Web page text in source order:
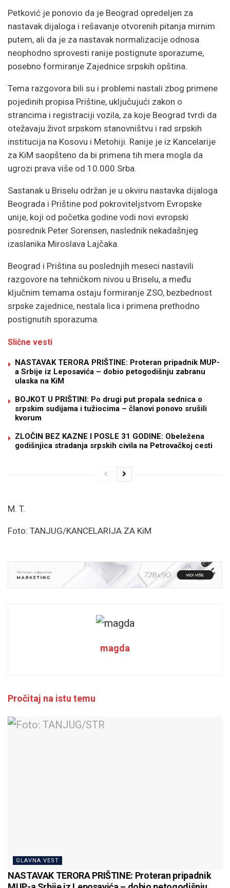
Petković je ponovio da je Beograd opredeljen za
nastavak dijaloga i rešavanje otvorenih pitanja mirnim
putem, ali da je za nastavak normalizacije odnosa
neophodno sprovesti ranije postignute sporazume,
posebno formiranje Zajednice srpskih opština.
Tema razgovora bili su i problemi nastali zbog primene
pojedinih propisa Prištine, uključujući zakon o
strancima i registraciji vozila, za koje Beograd tvrdi da
otežavaju život srpskom stanovništvu i rad srpskih
institucija na Kosovu i Metohiji. Ranije je iz Kancelarije
za KiM saopšteno da bi primena tih mera mogla da
ugrozi prava više od 10.000 Srba.
Sastanak u Briselu održan je u okviru nastavka dijaloga
Beograda i Prištine pod pokroviteljstvom Evropske
unije, koji od početka godine vodi novi evropski
posrednik Peter Sorensen, naslednik nekadašnjeg
izaslanika Miroslava Lajčaka.
Beograd i Priština su poslednjih meseci nastavili
razgovore na tehničkom nivou u Briselu, a među
ključnim temama ostaju formiranje ZSO, bezbednost
srpske zajednice, nestala lica i primena prethodno
postignutih sporazuma.
Slične vesti
NASTAVAK TERORA PRIŠTINE: Proteran pripadnik MUP-
a Srbije iz Leposavića – dobio petogodišnju zabranu
ulaska na KiM
BOJKOT U PRIŠTINI: Po drugi put propala sednica o
srpskim sudijama i tužiocima – članovi ponovo srušili
kvorum
ZLOČIN BEZ KAZNE I POSLE 31 GODINE: Obeležena
godišnjica stradanja srpskih civila na Petrovačkoj cesti
M. T.
Foto: TANJUG/KANCELARIJA ZA KiM
magda
Pročitaj na istu temu
GLAVNA VEST
NASTAVAK TERORA PRIŠTINE: Proteran pripadnik